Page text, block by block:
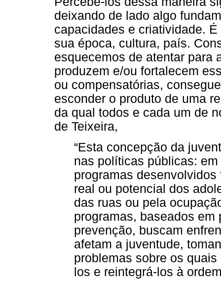
deixando de lado algo
capacidades e criatividade.
sua época, cultura, país.
esquecemos de atentar para
produzem e/ou fortalecem
ou compensatórias,
esconder o produto de uma
da qual todos e cada um de
de Teixeira,
“Esta concepção da
nas políticas públicas:
programas
real ou potencial dos
das ruas ou pela
programas, baseados
prevenção, buscam
afetam a juventude,
problemas sobre os
los e reintegrá-los à